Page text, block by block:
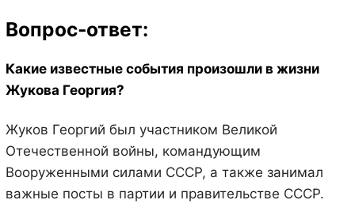
Вопрос-ответ:
Какие известные события произошли в жизни
Жукова Георгия?
Жуков Георгий был участником Великой
Отечественной войны, командующим
Вооруженными силами СССР, а также занимал
важные посты в партии и правительстве СССР.